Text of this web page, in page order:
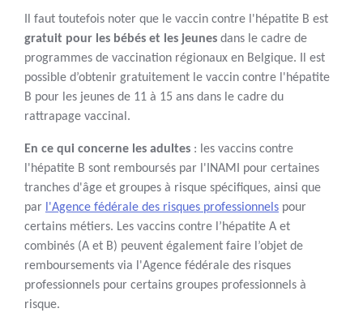
Il faut toutefois noter que le vaccin contre l'hépatite B est
gratuit pour les bébés et les jeunes dans le cadre de
programmes de vaccination régionaux en Belgique. Il est
possible d’obtenir gratuitement le vaccin contre l'hépatite
B pour les jeunes de 11 à 15 ans dans le cadre du
rattrapage vaccinal.
En ce qui concerne les adultes : les vaccins contre
l'hépatite B sont remboursés par l'INAMI pour certaines
tranches d'âge et groupes à risque spécifiques, ainsi que
par l'Agence fédérale des risques professionnels pour
certains métiers. Les vaccins contre l’hépatite A et
combinés (A et B) peuvent également faire l’objet de
remboursements via l'Agence fédérale des risques
professionnels pour certains groupes professionnels à
risque.